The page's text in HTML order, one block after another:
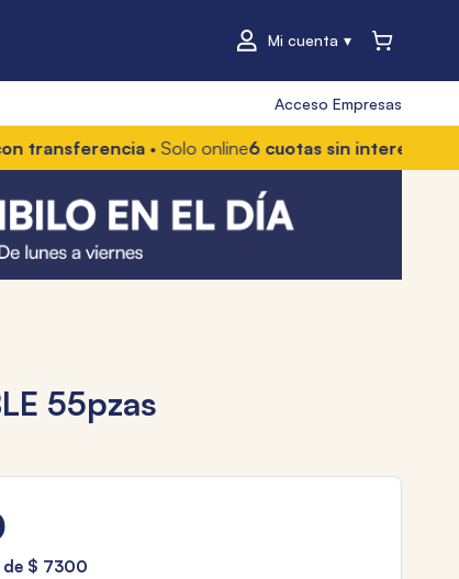
Mi cuenta
Acceso Empresas
• Solo online6 cuotas sin interés • Con
55pzas
$ 7300